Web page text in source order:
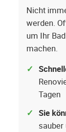
Nicht
werden.
um Ihr
machen.
Tagen
Sie
sauber